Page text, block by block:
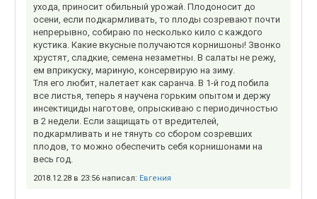
ухода, приносит обильный урожай. Плодоносит до
осени, если подкармливать, то плоды созревают почти
непрерывно, собираю по несколько кило с каждого
кустика. Какие вкусные получаются корнишоны! Звонко
хрустят, сладкие, семена незаметны. В салаты не режу,
ем вприкуску, мариную, консервирую на зиму.
Тля его любит, налетает как саранча. В 1-й год побила
все листья, теперь я научена горьким опытом и держу
инсектициды наготове, опрыскиваю с периодичностью
в 2 недели. Если защищать от вредителей,
подкармливать и не тянуть со сбором созревших
плодов, то можно обеспечить себя корнишонами на
весь год.
2018.12.28 в 23:56 написал: Евгения